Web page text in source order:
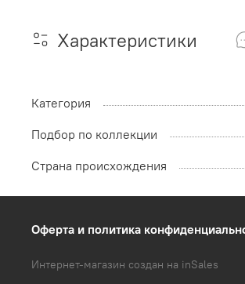
Характеристики
Категория
Подбор по коллекции
Страна происхождения
Оферта и политика
Интернет-магазин создан на inSales